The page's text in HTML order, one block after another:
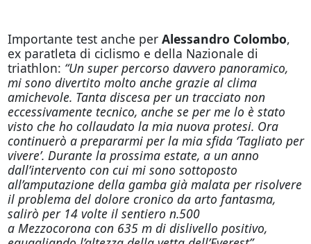
Importante test anche per Alessandro Colombo,
ex paratleta di ciclismo e della Nazionale di
triathlon: “Un super percorso davvero panoramico,
mi sono divertito molto anche grazie al clima
amichevole. Tanta discesa per un tracciato non
eccessivamente tecnico, anche se per me lo è stato
visto che ho collaudato la mia nuova protesi. Ora
continuerò a prepararmi per la mia sfida ‘Tagliato per
vivere’. Durante la prossima estate, a un anno
dall’intervento con cui mi sono sottoposto
all’amputazione della gamba già malata per risolvere
il problema del dolore cronico da arto fantasma,
salirò per 14 volte il sentiero n.500
a Mezzocorona con 635 m di dislivello positivo,